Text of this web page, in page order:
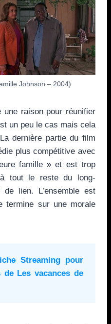
Johnson – 2004)
raison pour réunifier
un peu le cas mais cela
dernière partie du film
plus compétitive avec
famille » et est trop
tout le reste du long-
lien. L’ensemble est
termine sur une morale
Streaming pour
de Les vacances de